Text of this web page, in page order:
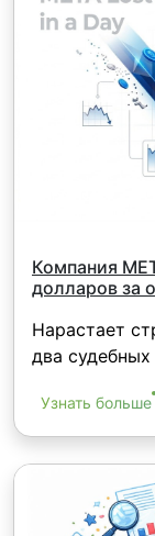
Компания
долларов за
Нарастает
два
Узнать больше